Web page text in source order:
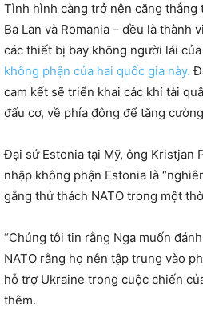
Tình hình càng trở nên căng thẳng
Ba Lan và Romania – đều là thành
các thiết bị bay không người lái
không phận của hai quốc gia này.
cam kết sẽ triển khai các khí tài
đấu cơ, về phía đông để tăng
Đại sứ Estonia tại Mỹ, ông Kristjan
nhập không phận Estonia là
gắng thử thách NATO trong một
“Chúng tôi tin rằng Nga muốn
NATO rằng họ nên tập trung vào
hỗ trợ Ukraine trong cuộc chiến
thêm.